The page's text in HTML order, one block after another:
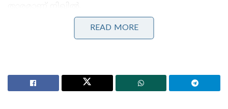
Stories you may like
വേദിയാകും
ഗ്ലാസ്‌ഗോയിൽ ഇന്ത്യൻ ബോക്സിങ് കരുത്ത്:
READ MORE